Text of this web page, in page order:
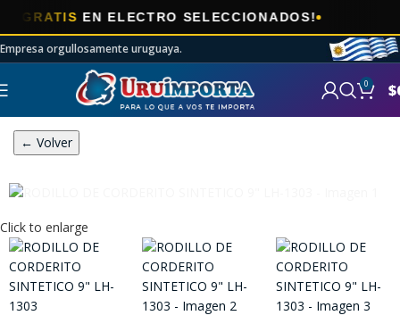
EN ELECTRO SELECCIONADOS!
Empresa orgullosamente uruguaya.
0 $
← Volver
Click to enlarge